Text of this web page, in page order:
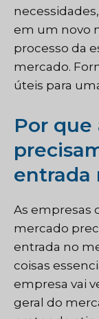
em um novo
processo da
mercado.
úteis para
Por que
entrada
As empresas
mercado
entrada no
coisas
empresa vai
geral do